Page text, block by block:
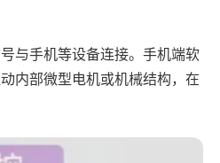
与手机等设备连接。手机端软
内部微型电机或机械结构，在